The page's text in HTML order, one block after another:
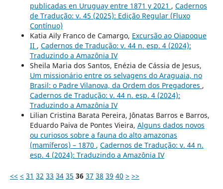
publicadas en Uruguay entre 1871 y 2021 , Cadernos
de Tradução: v. 45 (2025): Edição Regular (Fluxo
Contínuo)
Katia Aily Franco de Camargo, Excursão ao Oiapoque
II , Cadernos de Tradução: v. 44 n. esp. 4 (2024):
Traduzindo a Amazônia IV
Sheila Maria dos Santos, Enézia de Cássia de Jesus,
Um missionário entre os selvagens do Araguaia, no
Brasil: o Padre Vilanova, da Ordem dos Pregadores ,
Cadernos de Tradução: v. 44 n. esp. 4 (2024):
Traduzindo a Amazônia IV
Lilian Cristina Barata Pereira, Jônatas Barros e Barros,
Eduardo Paiva de Pontes Vieira, Alguns dados novos
ou curiosos sobre a fauna do alto amazonas
(mamíferos) – 1870 , Cadernos de Tradução: v. 44 n.
esp. 4 (2024): Traduzindo a Amazônia IV
<< < 31 32 33 34 35 36 37 38 39 40 > >>